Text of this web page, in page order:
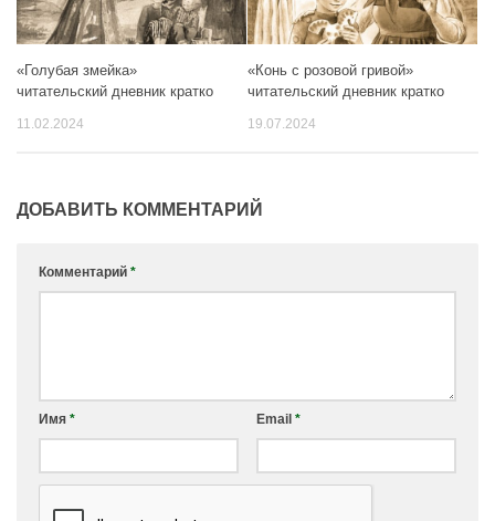
«Голубая змейка»
читательский дневник кратко
11.02.2024
«Конь с розовой гривой»
читательский дневник кратко
19.07.2024
ДОБАВИТЬ КОММЕНТАРИЙ
Комментарий *
Имя * Email *